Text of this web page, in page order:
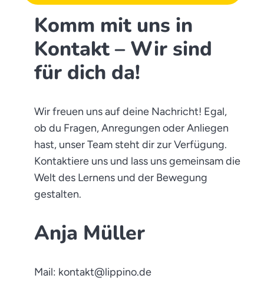
Komm mit uns in
Kontakt – Wir sind
für dich da!
Wir freuen uns auf deine Nachricht! Egal,
ob du Fragen, Anregungen oder Anliegen
hast, unser Team steht dir zur Verfügung.
Kontaktiere uns und lass uns gemeinsam die
Welt des Lernens und der Bewegung
gestalten.
Anja Müller
Mail: kontakt@lippino.de